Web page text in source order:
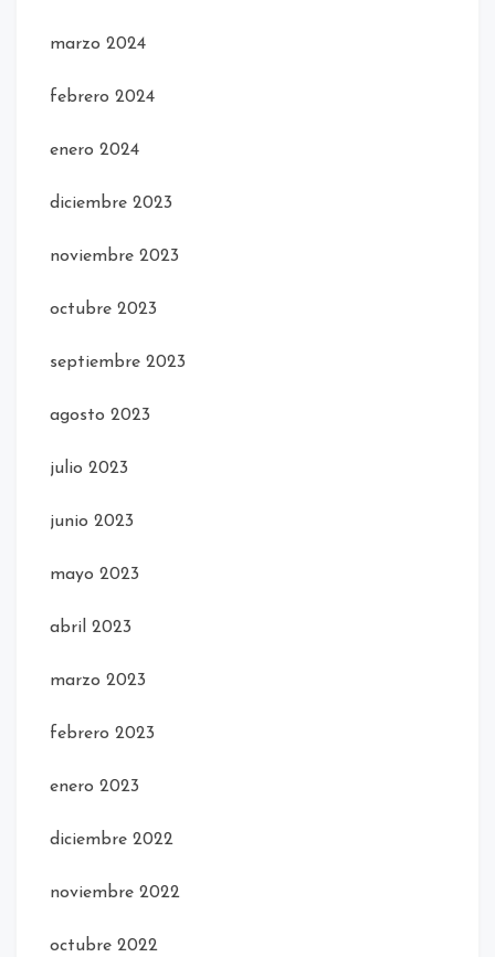
marzo 2024
febrero 2024
enero 2024
diciembre 2023
noviembre 2023
octubre 2023
septiembre 2023
agosto 2023
julio 2023
junio 2023
mayo 2023
abril 2023
marzo 2023
febrero 2023
enero 2023
diciembre 2022
noviembre 2022
octubre 2022